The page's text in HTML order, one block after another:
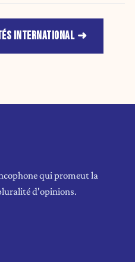
INTERNATIONAL
qui promeut la
d'opinions.